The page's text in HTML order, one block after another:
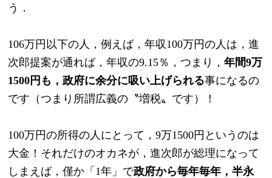
う．
106万円以下の人，例えば，年収100万円の人は，進
次郎提案が通れば，年収の9.15％，つまり，年間9万
1500円も，政府に余分に吸い上げられる事になるの
です（つまり所謂広義の〝増税〟です）！
100万円の所得の人にとって，9万1500円というのは
大金！それだけのオカネが，進次郎が総理になって
しまえば，僅か「1年」で政府から毎年毎年，半永